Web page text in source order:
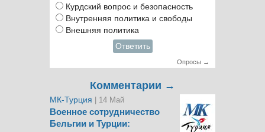
Курдский вопрос и безопасность
Внутренняя политика и свободы
Внешняя политика
Ответить
Опросы →
Комментарии →
МК-Турция | 14 Май
Военное сотрудничество
Бельгии и Турции: